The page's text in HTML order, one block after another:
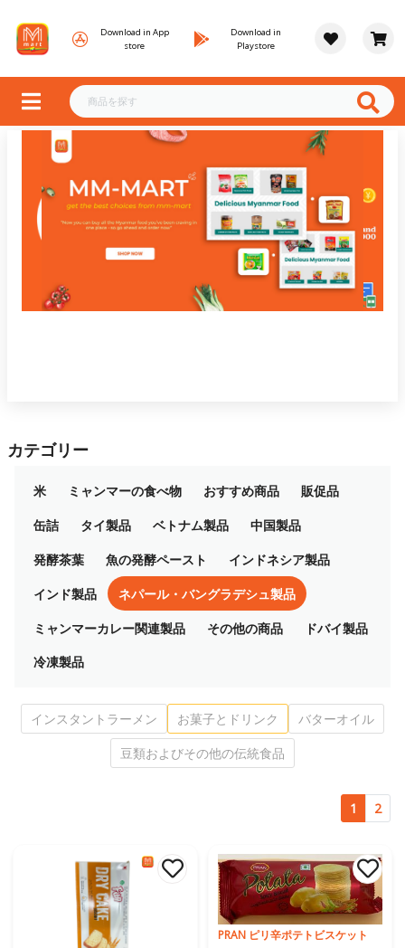
Download in App
store
Download in
Playstore
カテゴリー
米 ミャンマーの食べ物 おすすめ商品
販促品
缶詰
タイ製品 ベトナム製品
中国製品
発酵茶葉
魚の発酵ペースト
インドネシア製品
インド製品
ネパール・バングラデシュ製品
ミャンマーカレー関連製品
その他の商品
ドバイ製品
冷凍製品
インスタントラーメン お菓子とドリンク
バターオイル
豆類およびその他の伝統食品
1 2
PRAN ピリ辛ポテトビスケット